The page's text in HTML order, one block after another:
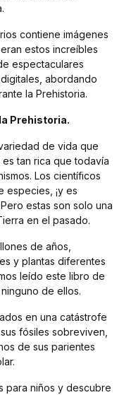
contiene imágenes
estos increíbles
espectaculares
abordando
la Prehistoria.
Prehistoria.
de vida que
tan rica que todavía
Los científicos
especies, ¡y es
estas son solo una
en el pasado.
de años,
y plantas diferentes
leído este libro de
de ellos.
en una catástrofe
fósiles sobreviven,
de sus parientes
para niños y descubre